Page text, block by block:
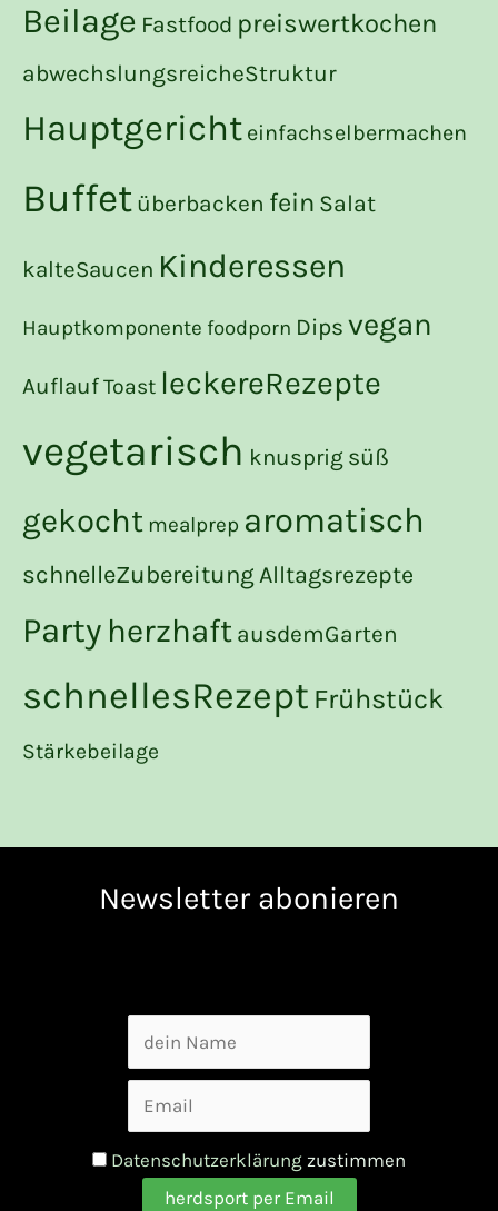
Beilage Fastfood preiswertkochen
abwechslungsreicheStruktur
Hauptgericht einfachselbermachen
Buffet überbacken fein Salat
kalteSaucen Kinderessen
Hauptkomponente foodporn Dips vegan
AuflaufToast leckereRezepte
vegetarisch knusprig süß
gekocht mealprep aromatisch
schnelleZubereitung Alltagsrezepte
Party herzhaft ausdemGarten
schnellesRezept Frühstück
Stärkebeilage
Newsletter abonieren
Datenschutzerklärung zustimmen